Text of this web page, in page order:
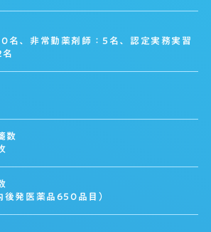
名、非常勤薬剤師：5名、認定実務実習
数
発医薬品650品目）